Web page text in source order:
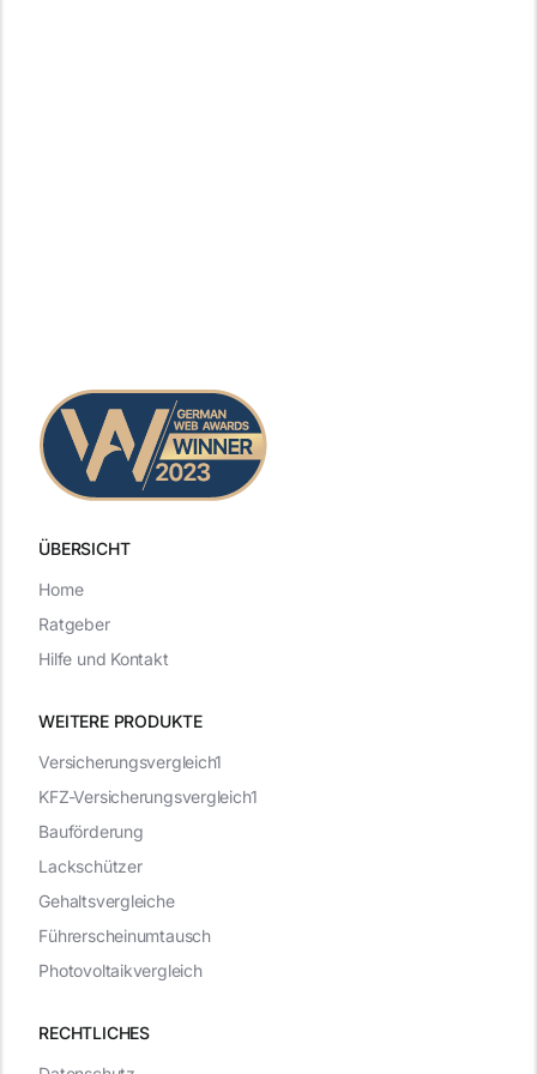
ÜBERSICHT
WEITERE PRODUKTE
RECHTLICHES
Versicherungsvergleich1
KFZ-Versicherungsvergleich1
Bauförderung
Lackschützer
Gehaltsvergleiche
Führerscheinumtausch
Photovoltaikvergleich
Home
Ratgeber
Hilfe und Kontakt